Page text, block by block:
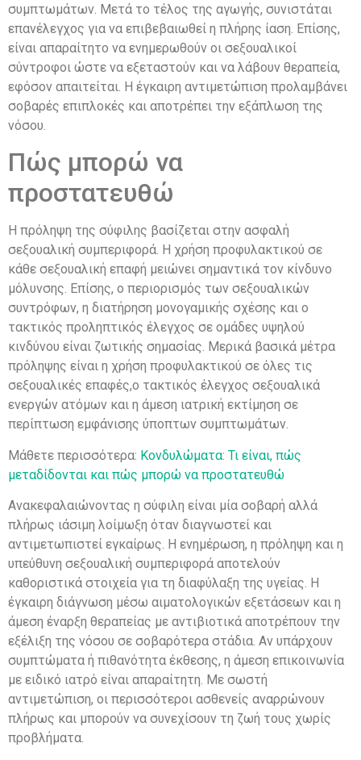
συμπτωμάτων. Μετά το τέλος της αγωγής, συνιστάται
επανέλεγχος για να επιβεβαιωθεί η πλήρης ίαση. Επίσης,
είναι απαραίτητο να ενημερωθούν οι σεξουαλικοί
σύντροφοι ώστε να εξεταστούν και να λάβουν θεραπεία,
εφόσον απαιτείται. Η έγκαιρη αντιμετώπιση προλαμβάνει
σοβαρές επιπλοκές και αποτρέπει την εξάπλωση της
νόσου.
Πώς μπορώ να
προστατευθώ
Η πρόληψη της σύφιλης βασίζεται στην ασφαλή
σεξουαλική συμπεριφορά. Η χρήση προφυλακτικού σε
κάθε σεξουαλική επαφή μειώνει σημαντικά τον κίνδυνο
μόλυνσης. Επίσης, ο περιορισμός των σεξουαλικών
συντρόφων, η διατήρηση μονογαμικής σχέσης και ο
τακτικός προληπτικός έλεγχος σε ομάδες υψηλού
κινδύνου είναι ζωτικής σημασίας. Μερικά βασικά μέτρα
πρόληψης είναι η χρήση προφυλακτικού σε όλες τις
σεξουαλικές επαφές,ο τακτικός έλεγχος σεξουαλικά
ενεργών ατόμων και η άμεση ιατρική εκτίμηση σε
περίπτωση εμφάνισης ύποπτων συμπτωμάτων.
Μάθετε περισσότερα: Κονδυλώματα: Τι είναι, πώς
μεταδίδονται και πώς μπορώ να προστατευθώ
Ανακεφαλαιώνοντας η σύφιλη είναι μία σοβαρή αλλά
πλήρως ιάσιμη λοίμωξη όταν διαγνωστεί και
αντιμετωπιστεί εγκαίρως. Η ενημέρωση, η πρόληψη και η
υπεύθυνη σεξουαλική συμπεριφορά αποτελούν
καθοριστικά στοιχεία για τη διαφύλαξη της υγείας. Η
έγκαιρη διάγνωση μέσω αιματολογικών εξετάσεων και η
άμεση έναρξη θεραπείας με αντιβιοτικά αποτρέπουν την
εξέλιξη της νόσου σε σοβαρότερα στάδια. Αν υπάρχουν
συμπτώματα ή πιθανότητα έκθεσης, η άμεση επικοινωνία
με ειδικό ιατρό είναι απαραίτητη. Με σωστή
αντιμετώπιση, οι περισσότεροι ασθενείς αναρρώνουν
πλήρως και μπορούν να συνεχίσουν τη ζωή τους χωρίς
προβλήματα.